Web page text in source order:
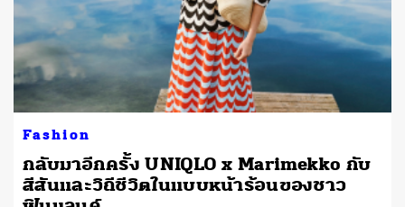
Fashion
กลับมาอีกครั้ง UNIQLO x Marimekko กับ
สีสันและวิถีชีวิตในแบบหน้าร้อนของชาว